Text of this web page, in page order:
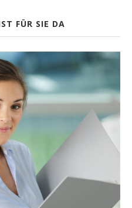
FÜR SIE DA